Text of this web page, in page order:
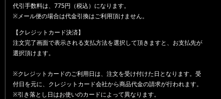
代引手数料は、775円（税込）になります。
※メール便の場合は代金引換はご利用頂けません。
【クレジットカード決済】
注文完了画面で表示される支払方法を選択して頂きますと、お支払先が
選択頂けます。
※クレジットカードのご利用日は、注文を受け付けた日となります。受
付日を元に、クレジットカード会社から商品代金の請求が行われます。
※引き落とし日はお使いのカードによって異なります。